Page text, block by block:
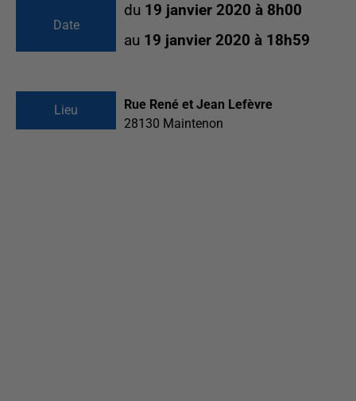
Date
du 19 janvier 2020 à 8h00
au 19 janvier 2020 à 18h59
Lieu
Rue René et Jean Lefèvre
28130 Maintenon